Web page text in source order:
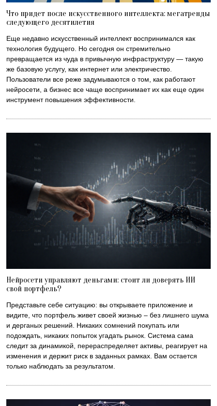
Что придет после искусственного интеллекта: мегатренды
следующего десятилетия
Еще недавно искусственный интеллект воспринимался как
технология будущего. Но сегодня он стремительно
превращается из чуда в привычную инфраструктуру — такую
же базовую услугу, как интернет или электричество.
Пользователи все реже задумываются о том, как работают
нейросети, а бизнес все чаще воспринимает их как еще один
инструмент повышения эффективности.
Нейросети управляют деньгами: стоит ли доверять ИИ
свой портфель?
Представьте себе ситуацию: вы открываете приложение и
видите, что портфель живет своей жизнью – без лишнего шума
и дерганых решений. Никаких сомнений покупать или
подождать, никаких попыток угадать рынок. Система сама
следит за динамикой, перераспределяет активы, реагирует на
изменения и держит риск в заданных рамках. Вам остается
только наблюдать за результатом.